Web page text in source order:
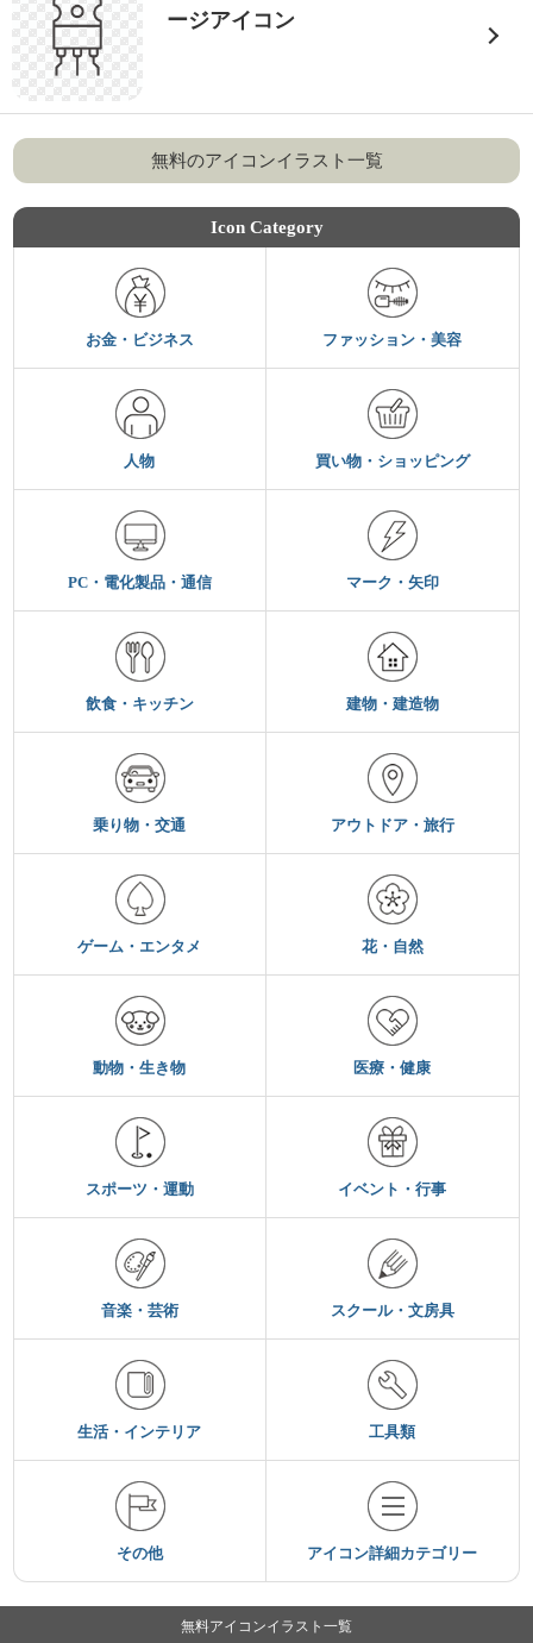
ージアイコン
無料のアイコンイラスト一覧
Icon Category
お金・ビジネス ファッション・美容
人物 買い物・ショッピング
PC・電化製品・通信 マーク・矢印
飲食・キッチン 建物・建造物
乗り物・交通 アウトドア・旅行
ゲーム・エンタメ 花・自然
動物・生き物 医療・健康
スポーツ・運動 イベント・行事
音楽・芸術 スクール・文房具
生活・インテリア 工具類
その他 アイコン詳細カテゴリー
無料アイコンイラスト一覧